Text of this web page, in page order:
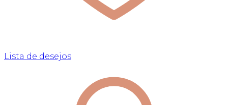
Lista de desejos